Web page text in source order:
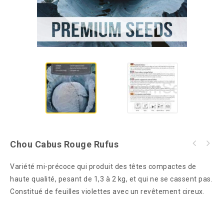
Chou Cabus Rouge Rufus
Variété mi-précoce qui produit des têtes compactes de
haute qualité, pesant de 1,3 à 2 kg, et qui ne se cassent pas.
Constitué de feuilles violettes avec un revêtement cireux.